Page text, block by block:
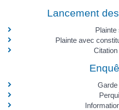
Lancement
Plainte
Plainte avec